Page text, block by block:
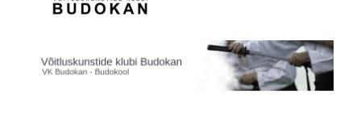
Võitluskunstide klubi Budokan